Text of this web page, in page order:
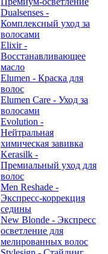
Dualsenses -
Комплексный уход за
волосами
Elixir -
Восстанавливающее
масло
Elumen - Краска для
волос
Elumen Care - Уход за
волосами
Evolution -
Нейтральная
химическая завивка
Kerasilk -
Премиальный уход для
волос
Men Reshade -
Экспресс-коррекция
седины
New Blonde - Экспресс
осветление для
мелированных волос